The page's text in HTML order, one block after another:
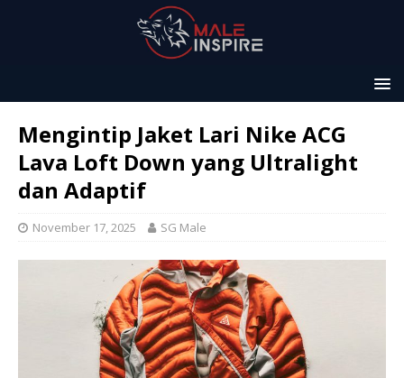
Mengintip Jaket Lari Nike ACG
Lava Loft Down yang Ultralight
dan Adaptif
November 17, 2025 SG Male